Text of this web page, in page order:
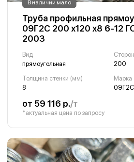
В наличии мало
Труба профильная
09Г2С 200 х120 х8 6-12
2003
Вид
прямоугольная
200
Толщина стенки (мм)
8
Марка
09Г2С
от 59 116 р./т
*актуальная цена по запросу